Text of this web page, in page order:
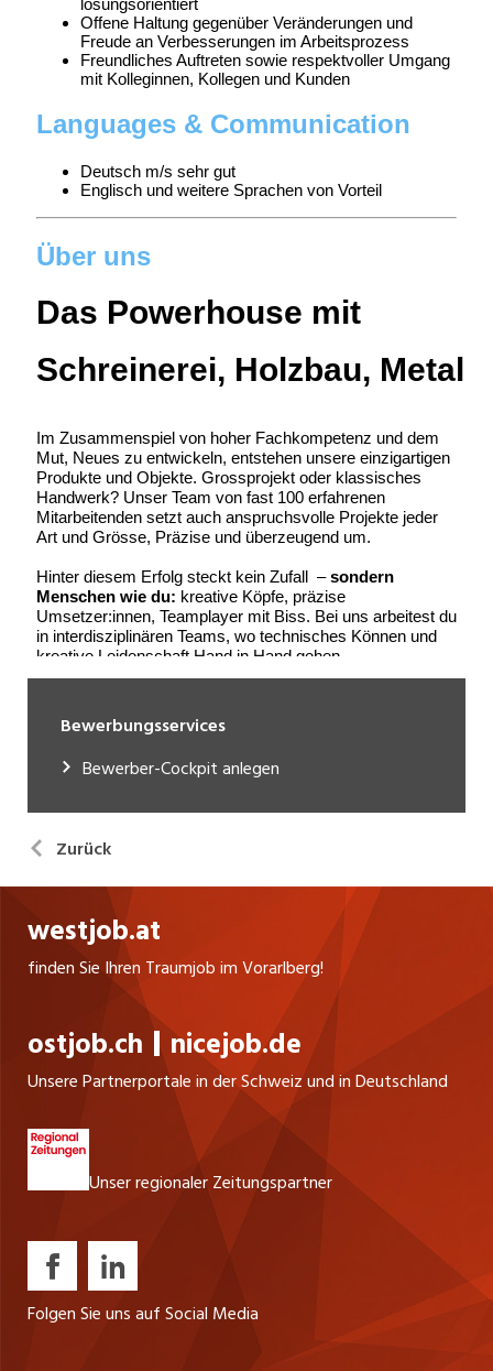
Bewerbungsservices
Bewerber-Cockpit anlegen
Zurück
westjob.at
finden Sie Ihren Traumjob im Vorarlberg!
ostjob.ch nicejob.de
Unsere Partnerportale in der Schweiz und in Deutschland
Unser regionaler Zeitungspartner
Folgen Sie uns auf Social Media